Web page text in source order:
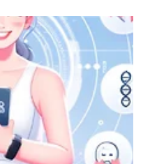
움, 증상의 무감각화 등으로 인해
로 약 복용 순응도는 낮아지고,
기 위해 주목받는 것이 바로 "일
사·간호사·약사가 집 안까지 연결